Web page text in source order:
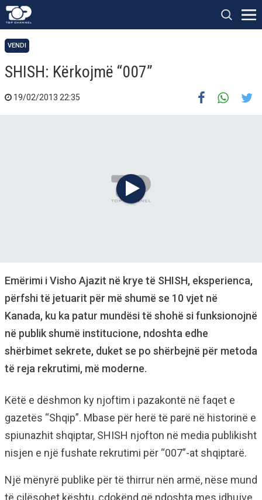
VENDI
SHISH: Kërkojmë “007”
19/02/2013 22:35
Emërimi i Visho Ajazit në krye të SHISH, eksperienca,
përfshi të jetuarit për më shumë se 10 vjet në
Kanada, ku ka patur mundësi të shohë si funksionojnë
në publik shumë institucione, ndoshta edhe
shërbimet sekrete, duket se po shërbejnë për metoda
të reja rekrutimi, më moderne.
Këtë e dëshmon ky njoftim i pazakontë në faqet e
gazetës “Shqip”. Mbase për herë të parë në historinë e
spiunazhit shqiptar, SHISH njofton në media publikisht
nisjen e një fushate rekrutimi për “007”-at shqiptarë.
Një mënyrë publike për të thirrur nën armë, nëse mund
të cilësohet kështu, çdokënd që ndoshta mes idhujve